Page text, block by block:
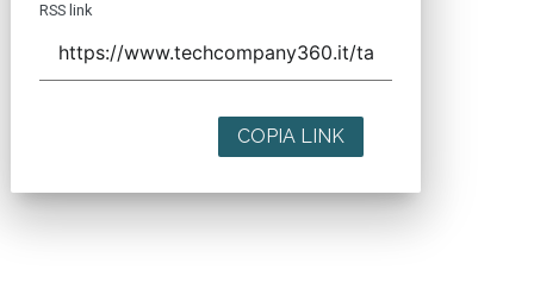
RSS link
COPIA LINK